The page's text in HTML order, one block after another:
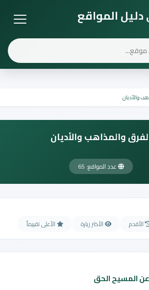
المواقع
والمذاهب والأديان
عدد المواقع: 65
الأكثر زيارة الأعلى تقييماً
المسيح الحق